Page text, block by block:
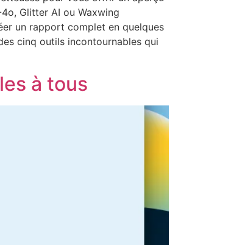
Glitter AI ou Waxwing
un rapport complet en quelques
cinq outils incontournables qui
à tous